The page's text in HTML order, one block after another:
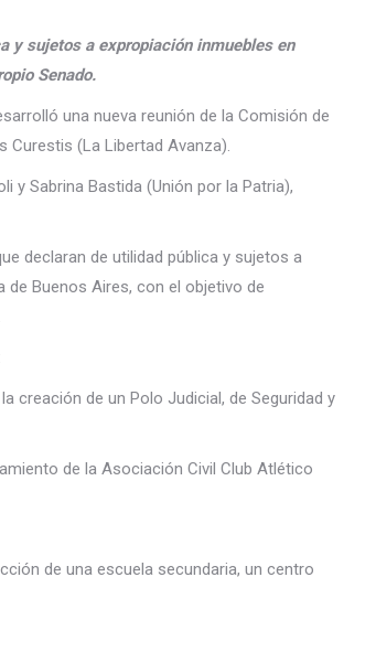
y sujetos a expropiación inmuebles en
Senado.
una nueva reunión de la Comisión de
Curestis (La Libertad Avanza).
y Sabrina Bastida (Unión por la Patria),
declaran de utilidad pública y sujetos a
Buenos Aires, con el objetivo de
creación de un Polo Judicial, de Seguridad y
de la Asociación Civil Club Atlético
de una escuela secundaria, un centro